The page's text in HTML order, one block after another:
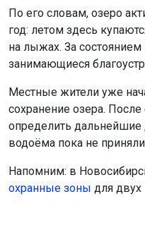
По его словам, озеро
год: летом здесь
на лыжах. За
занимающиеся
Местные жители уже
сохранение озера.
определить
водоёма пока не
Напомним: в
охранные зоны для двух